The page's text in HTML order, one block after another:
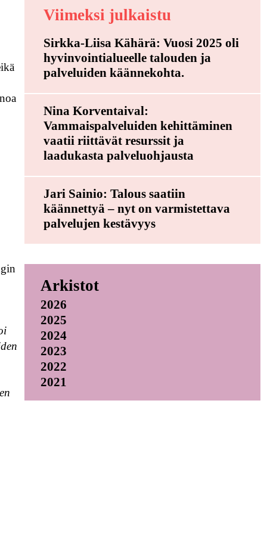
Viimeksi julkaistu
Sirkka-Liisa Kähärä: Vuosi 2025 oli
hyvinvointialueelle talouden ja
palveluiden käännekohta.
Nina Korventaival:
Vammaispalveluiden kehittäminen
vaatii riittävät resurssit ja
laadukasta palveluohjausta
Jari Sainio: Talous saatiin
käännettyä – nyt on varmistettava
palvelujen kestävyys
Arkistot
2026
2025
2024
2023
2022
2021